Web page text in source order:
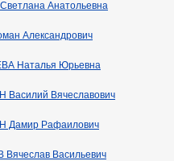
Анатольевна
Александрович
Наталья Юрьевна
Вячеславович
Дамир Рафаилович
Васильевич